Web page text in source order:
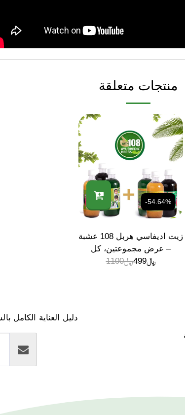
منتجات متعلقة
-54.64%
زيت اديفاسي هربل 108 عشبة
– عرض مجموعتين، كل
مجموعة 3 عبوات﷼1100 ﷼499
دليل العناية الكامل